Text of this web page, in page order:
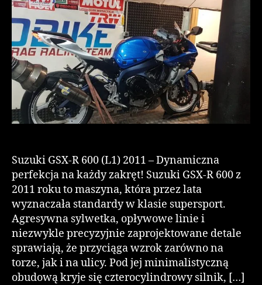
Suzuki GSX-R 600 (L1) 2011 – Dynamiczna
perfekcja na każdy zakręt! Suzuki GSX-R 600 z
2011 roku to maszyna, która przez lata
wyznaczała standardy w klasie supersport.
Agresywna sylwetka, opływowe linie i
niezwykle precyzyjnie zaprojektowane detale
sprawiają, że przyciąga wzrok zarówno na
torze, jak i na ulicy. Pod jej minimalistyczną
obudową kryje się czterocylindrowy silnik, […]